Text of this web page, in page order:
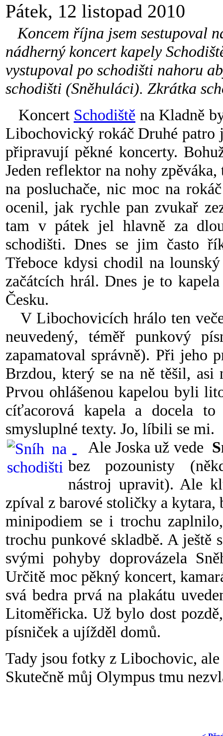
Pátek, 12 listopad 2010
Koncem října jsem sestupoval
nádherný koncert kapely
vystupoval po schodišti nahoru
schodišti (Sněhuláci). Zkrátka
Koncert Schodiště na Kladně
Libochovický rokáč Druhé
připravují pěkné koncerty.
Jeden reflektor na nohy
na posluchače, nic moc na
ocenil, jak rychle pan zvukař
tam v pátek jel hlavně za
schodišti. Dnes se jim často
Třeboce kdysi chodil na
začátcích hrál. Dnes je to
Česku.
V Libochovicích hrálo ten
neuvedený, téměř punkový
zapamatoval správně). Při jeho
Brzdou, který se na ně těšil, asi
Prvou ohlášenou kapelou byli
cíťacorová kapela a docela
smysluplné texty. Jo, líbili se mi.
Ale Joska už vede
bez pozounisty
nástroj upravit). Ale
zpíval z barové stoličky a kytara,
minipodiem se i trochu
trochu punkové skladbě. A
svými pohyby doprovázela
Určitě moc pěkný koncert,
svá bedra prvá na plakátu
Litoměřicka. Už bylo dost
písniček a ujížděl domů.
Tady jsou fotky z Libochovic,
Skutečně můj Olympus tmu